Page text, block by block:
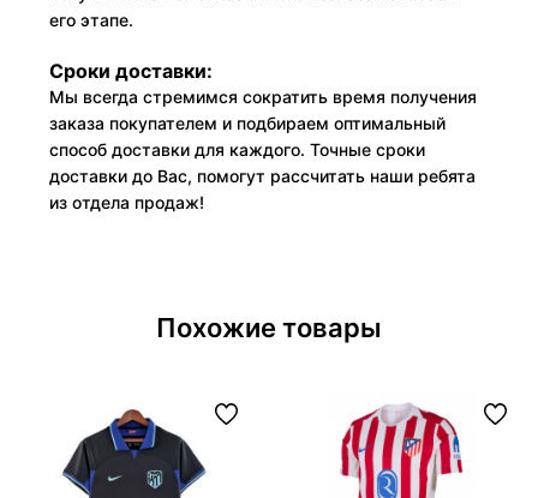
его этапе.
Сроки доставки:
Мы всегда стремимся сократить время получения
заказа покупателем и подбираем оптимальный
способ доставки для каждого. Точные сроки
доставки до Вас, помогут рассчитать наши ребята
из отдела продаж!
Похожие товары